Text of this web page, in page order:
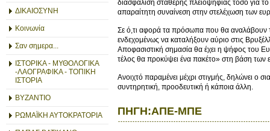
ΔΙΚΑΙΟΣΥΝΗ
Κοινωνία
Σαν σημερα...
ΙΣΤΟΡΙΚΑ - ΜΥΘΟΛΟΓΙΚΑ
-ΛΑΟΓΡΑΦΙΚΑ - ΤΟΠΙΚΗ
ΙΣΤΟΡΙΑ
ΒΥΖΑΝΤΙΟ
ΡΩΜΑΪΚΗ ΑΥΤΟΚΡΑΤΟΡΙΑ
διασφάλιση σταθερής πλειοψηφίας τόσο για
απαραίτητη συναίνεση στην στελέχωση των
Σε ό,τι αφορά τα πρόσωπα που θα αναλάβουν
ενδεχομένως να καταλήξουν αύριο στις
Αποφασιστική σημασία θα έχει η ψήφος του
τέλος θα προκύψει ένα πακέτο» στη βάση των
Ανοιχτό παραμένει μέχρι στιγμής, δηλώνει ο
συντηρητική, προοδευτική ή κάποια άλλη.
ΠΗΓΗ:ΑΠΕ-ΜΠΕ